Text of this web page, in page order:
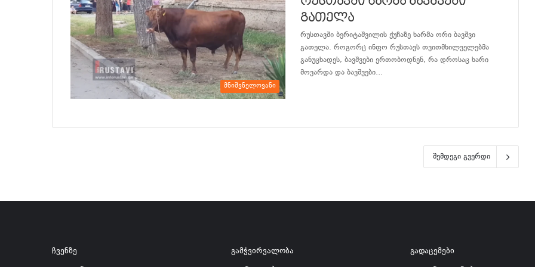
მნიშვნელოვანი
გათელა
რუსთავში ბერიტაშვილის ქუჩაზე ხარმა ორი ბავშვი
გათელა. როგორც ინფო რუსთავს თვითმხილველებმა
განუცხადეს, ბავშვები ერთობოდნენ, რა დროსაც ხარი
მოვარდა და ბავშვები…
შემდეგი გვერდი
ჩვენზე
გამჭვირვალობა
გადაცემები